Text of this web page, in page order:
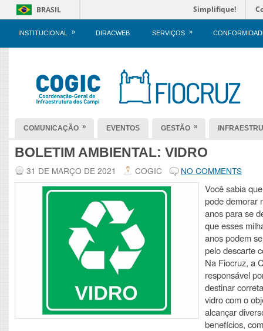
BRASIL Simplifique!
INSTITUCIONAL » DIRACWEB SERVIÇOS »
COMUNICAÇÃO » EVENTOS GESTÃO »
BOLETIM AMBIENTAL: VIDRO
31 DE MARÇO DE 2021 COGIC NO COMMENTS
Você sabia
pode demorar
anos para se
que esses
anos podem
pelo descarte
Na Fiocruz, a
responsável
destinar
vidro com o
alcançar
benefícios,